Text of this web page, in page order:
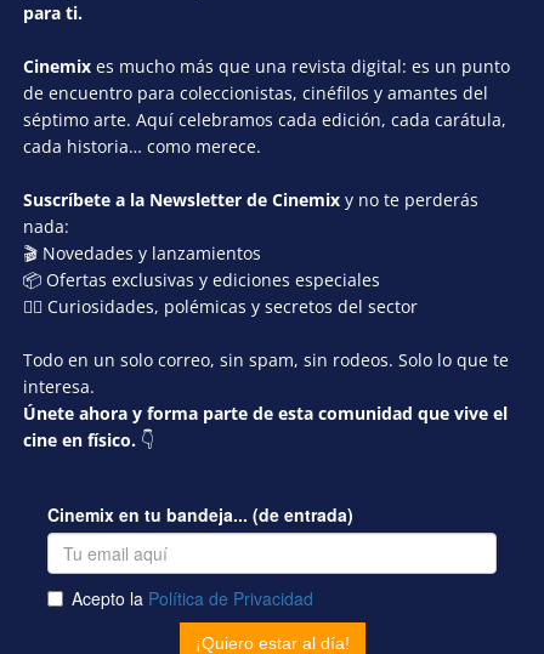
para ti.
Cinemix es mucho más que una revista digital: es un punto
de encuentro para coleccionistas, cinéfilos y amantes del
séptimo arte. Aquí celebramos cada edición, cada carátula,
cada historia… como merece.
Suscríbete a la Newsletter de Cinemix y no te perderás
nada:
🎬 Novedades y lanzamientos
📦 Ofertas exclusivas y ediciones especiales
🕵️‍♂️ Curiosidades, polémicas y secretos del sector
Todo en un solo correo, sin spam, sin rodeos. Solo lo que te
interesa.
Únete ahora y forma parte de esta comunidad que vive el
cine en físico. 👇